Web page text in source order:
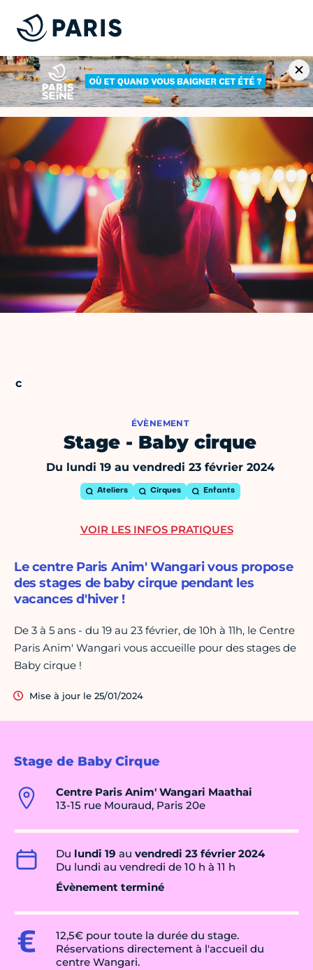
ÉVÈNEMENT
Stage - Baby cirque
Du lundi 19 au vendredi 23 février 2024
Ateliers Cirques Enfants
Stage de Baby Cirque
Centre Paris Anim' Wangari Maathai
13-15 rue Mouraud, Paris 20e
Du lundi 19 au vendredi 23 février 2024
Du lundi au vendredi de 10 h à 11 h
Évènement terminé
12,5€ pour toute la durée du stage.
Réservations directement à l'accueil du
centre Wangari.
Le centre Paris Anim' Wangari vous propose
des stages de baby cirque pendant les
vacances d'hiver !
De 3 à 5 ans - du 19 au 23 février, de 10h à 11h, le Centre
Paris Anim' Wangari vous accueille pour des stages de
Baby cirque !
Mise à jour le 25/01/2024
VOIR LES INFOS PRATIQUES